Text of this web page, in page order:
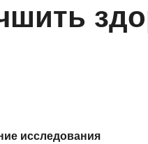
исследования